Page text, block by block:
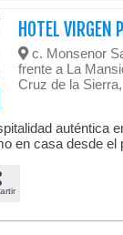
HOTEL VIRGEN
c. Monsenor
frente a La
Cruz de la Sierra,
auténtica
en casa desde el